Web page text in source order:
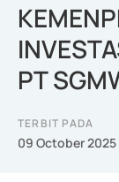
PT
TERBIT PADA
09 October 2025